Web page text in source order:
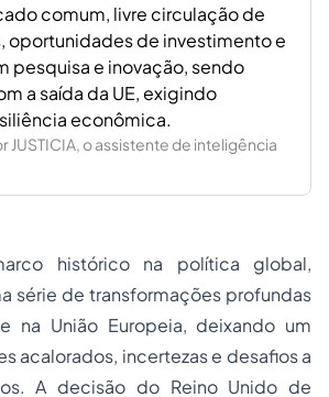
comum, livre circulação de
oportunidades de investimento e
pesquisa e inovação, sendo
a saída da UE, exigindo
econômica.
JUSTICIA, o assistente de inteligência
histórico na política global,
série de transformações profundas
na União Europeia, deixando um
acalorados, incertezas e desafios a
A decisão do Reino Unido de